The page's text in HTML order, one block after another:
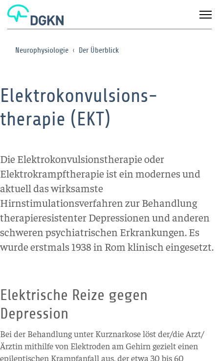
Neurophysiologie Der Überblick
Elektrokonvulsions-
therapie (EKT)
Die Elektrokonvulsionstherapie oder
Elektrokrampftherapie ist ein modernes und
aktuell das wirksamste
Hirnstimulationsverfahren zur Behandlung
therapieresistenter Depressionen und anderen
schweren psychiatrischen Erkrankungen. Es
wurde erstmals 1938 in Rom klinisch eingesetzt.
Elektrische Reize gegen
Depression
Bei der Behandlung unter Kurznarkose löst der/die Arzt/
Ärztin mithilfe von Elektroden am Gehirn gezielt einen
epileptischen Krampfanfall aus, der etwa 30 bis 60